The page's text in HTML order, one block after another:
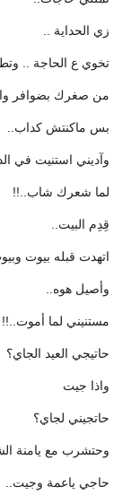
زي الحداية ..
تخوي ع الحاجة ..
من صغرك بضوافر
بس ماكنتش كداب..
وآديني استنيت في
لما شعرك شاب..!!
قِدِم البيت..
اتهدت قبله بيوت
وأصيل هوه..
مستنيني لما أموت..!!
حاتيجي العيد الجاي؟
واذا جيت
حاتجيني لجاي؟
وحتشرب مع يامنة
حاجي ياعمة وجيت..